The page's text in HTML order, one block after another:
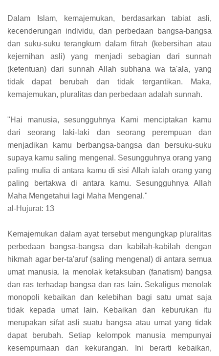
Dalam Islam, kemajemukan, berdasarkan tabiat asli,
kecenderungan individu, dan perbedaan bangsa-bangsa
dan suku-suku terangkum dalam fitrah (kebersihan atau
kejernihan asli) yang menjadi sebagian dari sunnah
(ketentuan) dari sunnah Allah subhana wa ta'ala, yang
tidak dapat berubah dan tidak tergantikan. Maka,
kemajemukan, pluralitas dan perbedaan adalah sunnah.
"Hai manusia, sesungguhnya Kami menciptakan kamu
dari seorang laki-laki dan seorang perempuan dan
menjadikan kamu berbangsa-bangsa dan bersuku-suku
supaya kamu saling mengenal. Sesungguhnya orang yang
paling mulia di antara kamu di sisi Allah ialah orang yang
paling bertakwa di antara kamu. Sesungguhnya Allah
Maha Mengetahui lagi Maha Mengenal."
al-Hujurat: 13
Kemajemukan dalam ayat tersebut mengungkap pluralitas
perbedaan bangsa-bangsa dan kabilah-kabilah dengan
hikmah agar ber-ta'aruf (saling mengenal) di antara semua
umat manusia. Ia menolak ketaksuban (fanatism) bangsa
dan ras terhadap bangsa dan ras lain. Sekaligus menolak
monopoli kebaikan dan kelebihan bagi satu umat saja
tidak kepada umat lain. Kebaikan dan keburukan itu
merupakan sifat asli suatu bangsa atau umat yang tidak
dapat berubah. Setiap kelompok manusia mempunyai
kesempurnaan dan kekurangan. Ini berarti kebaikan,